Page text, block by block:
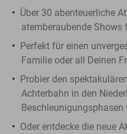
Über 30 abenteuerliche
atemberaubende Shows
Perfekt für einen
Familie oder all Deinen
Probier den
Achterbahn in den
Oder entdecke die neue